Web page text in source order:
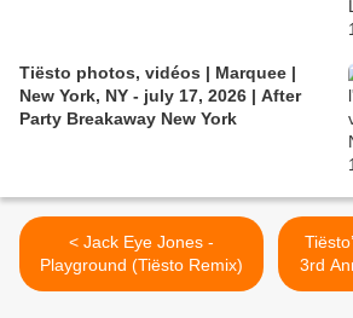
Tiësto photos, vidéos | Marquee |
New York, NY - july 17, 2026 | After
Party Breakaway New York
< Jack Eye Jones -
Playground (Tiësto Remix)
3rd